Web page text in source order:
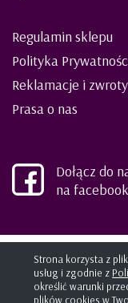
Strona korzysta z
usług i zgodnie z
określić warunki
plików cookies w
Regulamin sklepu
Polityka
Reklamacje i zwroty
Prasa o nas
Dołącz do
na
Projekt i wykonanie: